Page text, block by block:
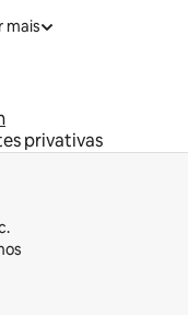
mais
privativas